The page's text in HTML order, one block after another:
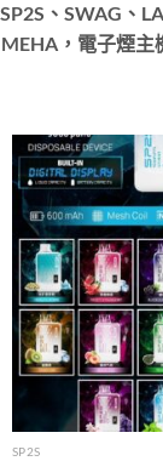
SP2S、SWAG、
MEHA，電子煙主
SP2S